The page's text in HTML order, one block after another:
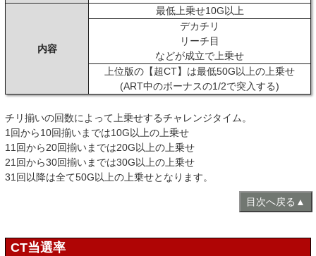
内容
最低上乗せ10G以上
デカチリ
リーチ目
などが成立で上乗せ
上位版の【超CT】は最低50G以上の上乗せ
(ART中のボーナスの1/2で突入する)
チリ揃いの回数によって上乗せするチャレンジタイム。
1回から10回揃いまでは10G以上の上乗せ
11回から20回揃いまでは20G以上の上乗せ
21回から30回揃いまでは30G以上の上乗せ
31回以降は全て50G以上の上乗せとなります。
目次へ戻る▲
CT当選率